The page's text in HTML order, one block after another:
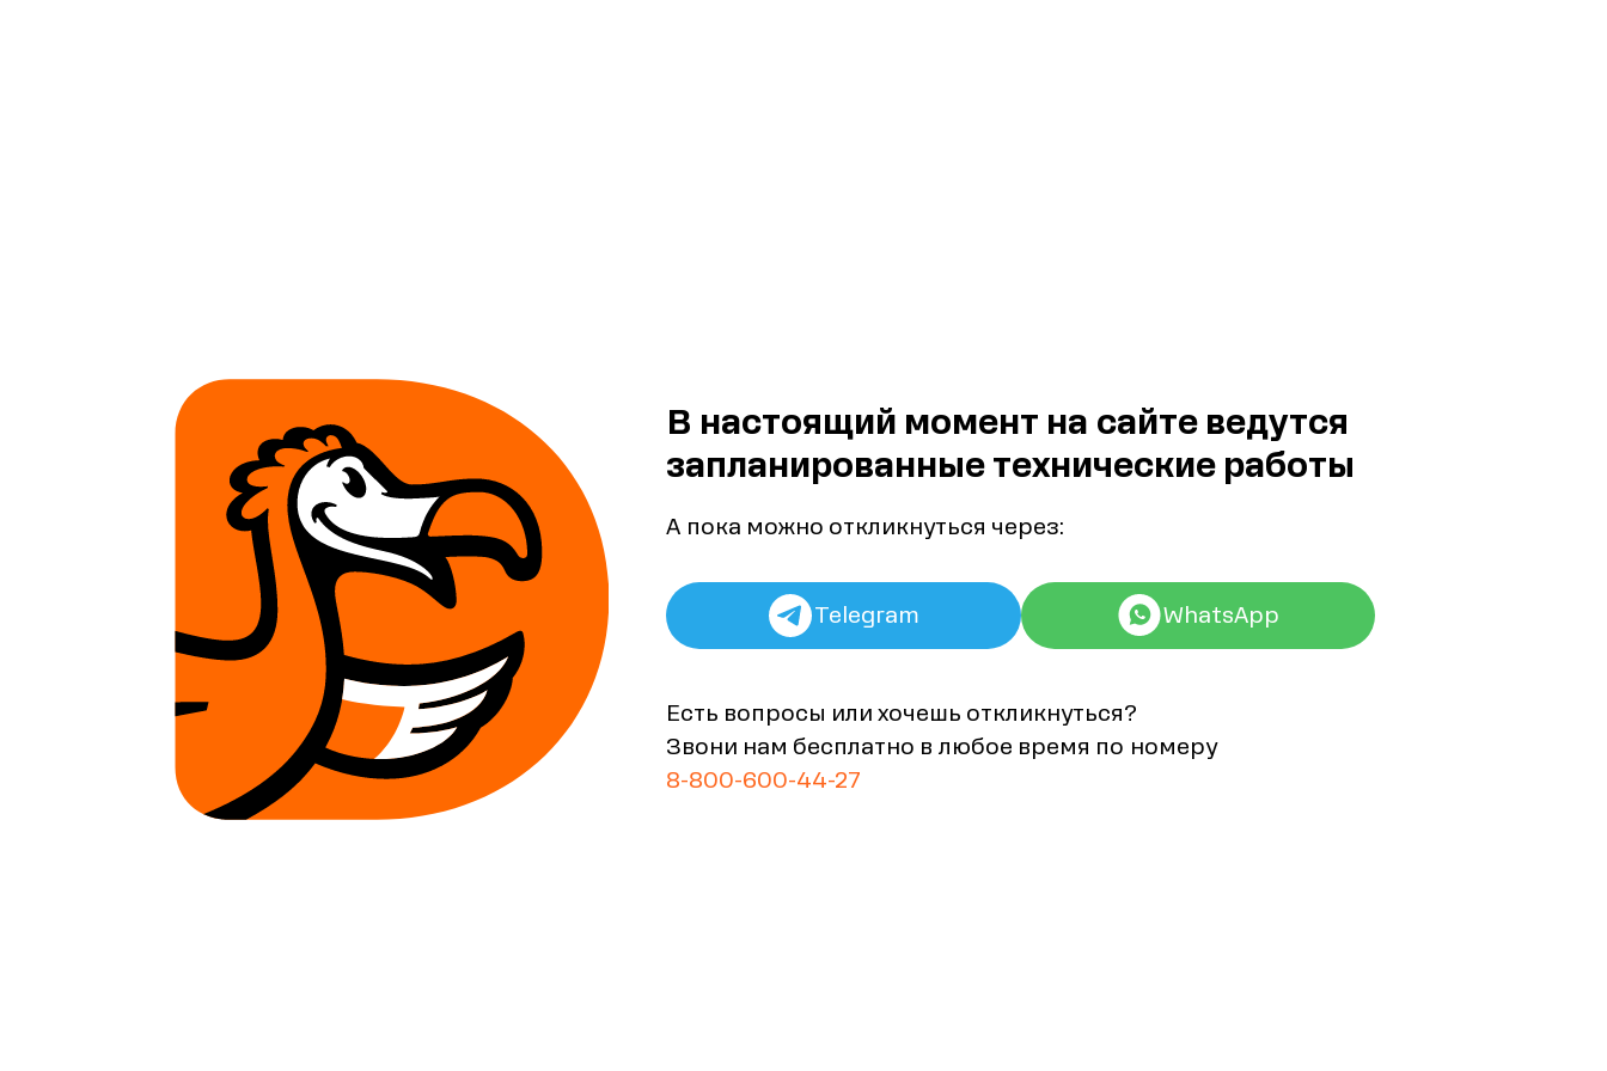
В настоящий момент на сайте ведутся
запланированные технические работы
А пока можно откликнуться через:
Telegram WhatsApp
Есть вопросы или хочешь откликнуться?
Звони нам бесплатно в любое время по номеру
8-800-600-44-27